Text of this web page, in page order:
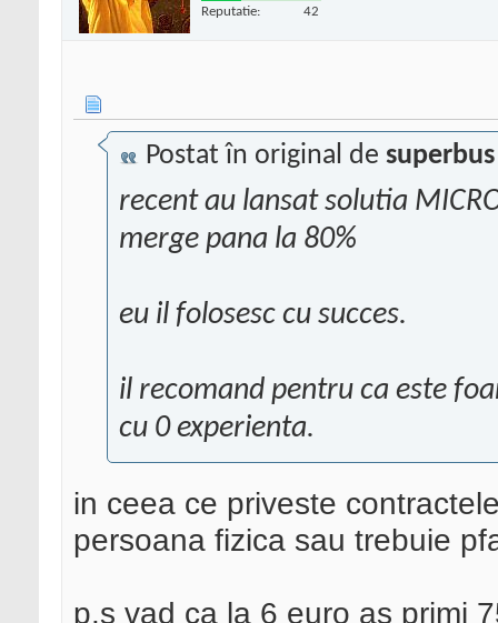
Reputatie: 42
Postat în original de superbus
recent au lansat solutia
merge pana la 80%
eu il folosesc cu succes.
il recomand pentru ca este
cu 0 experienta.
in ceea ce priveste
persoana fizica sau trebuie
p.s vad ca la 6 euro as primi